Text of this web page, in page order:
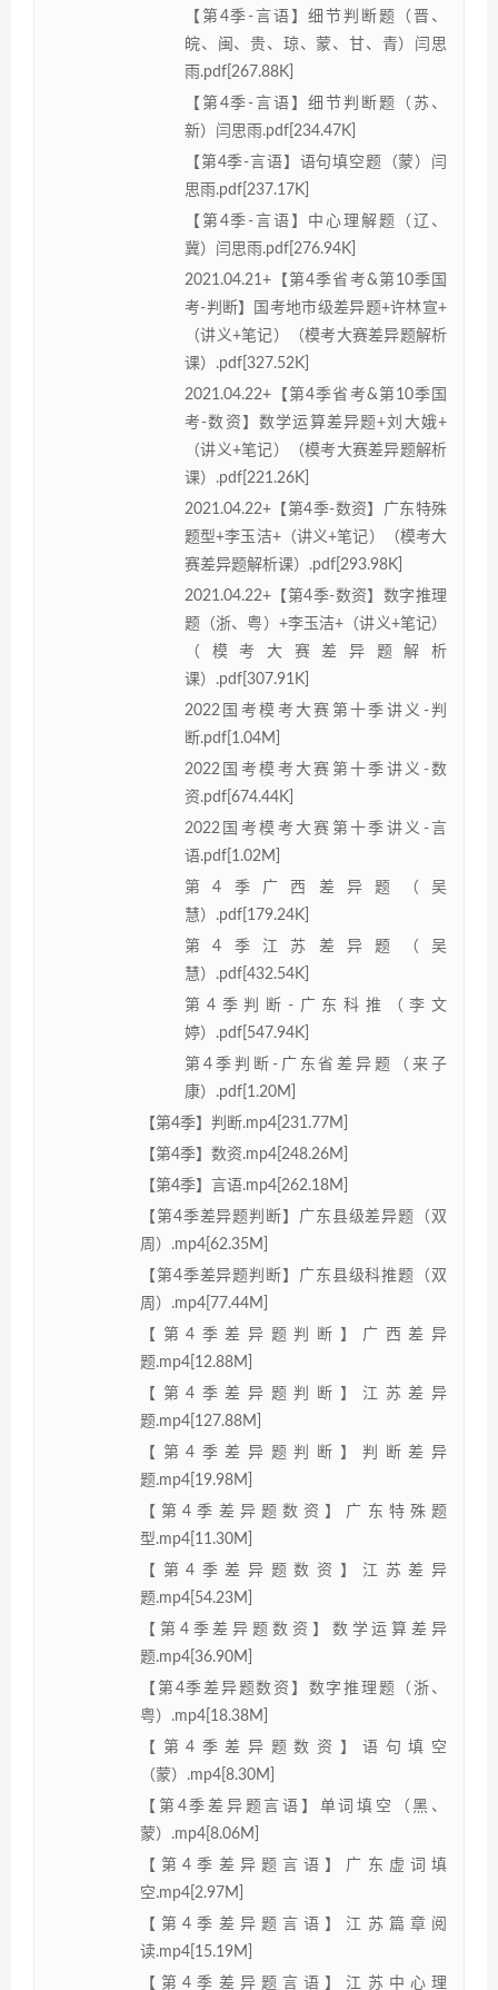
【第4季-言语】细节判断题（晋、
皖、闽、贵、琼、蒙、甘、青）闫思
雨.pdf[267.88K]
【第4季-言语】细节判断题（苏、
新）闫思雨.pdf[234.47K]
【第4季-言语】语句填空题（蒙）闫
思雨.pdf[237.17K]
【第4季-言语】中心理解题（辽、
冀）闫思雨.pdf[276.94K]
2021.04.21+【第4季省考&第10季国
考-判断】国考地市级差异题+许林宣+
（讲义+笔记）（模考大赛差异题解析
课）.pdf[327.52K]
2021.04.22+【第4季省考&第10季国
考-数资】数学运算差异题+刘大娥+
（讲义+笔记）（模考大赛差异题解析
课）.pdf[221.26K]
2021.04.22+【第4季-数资】广东特殊
题型+李玉洁+（讲义+笔记）（模考大
赛差异题解析课）.pdf[293.98K]
2021.04.22+【第4季-数资】数字推理
题（浙、粤）+李玉洁+（讲义+笔记）
（模考大赛差异题解析
课）.pdf[307.91K]
2022国考模考大赛第十季讲义-判
断.pdf[1.04M]
2022国考模考大赛第十季讲义-数
资.pdf[674.44K]
2022国考模考大赛第十季讲义-言
语.pdf[1.02M]
第4季广西差异题（吴
慧）.pdf[179.24K]
第4季江苏差异题（吴
慧）.pdf[432.54K]
第4季判断-广东科推（李文
婷）.pdf[547.94K]
第4季判断-广东省差异题（来子
康）.pdf[1.20M]
【第4季】判断.mp4[231.77M]
【第4季】数资.mp4[248.26M]
【第4季】言语.mp4[262.18M]
【第4季差异题判断】广东县级差异题（双
周）.mp4[62.35M]
【第4季差异题判断】广东县级科推题（双
周）.mp4[77.44M]
【第4季差异题判断】广西差异
题.mp4[12.88M]
【第4季差异题判断】江苏差异
题.mp4[127.88M]
【第4季差异题判断】判断差异
题.mp4[19.98M]
【第4季差异题数资】广东特殊题
型.mp4[11.30M]
【第4季差异题数资】江苏差异
题.mp4[54.23M]
【第4季差异题数资】数学运算差异
题.mp4[36.90M]
【第4季差异题数资】数字推理题（浙、
粤）.mp4[18.38M]
【第4季差异题数资】语句填空
（蒙）.mp4[8.30M]
【第4季差异题言语】单词填空（黑、
蒙）.mp4[8.06M]
【第4季差异题言语】广东虚词填
空.mp4[2.97M]
【第4季差异题言语】江苏篇章阅
读.mp4[15.19M]
【第4季差异题言语】江苏中心理